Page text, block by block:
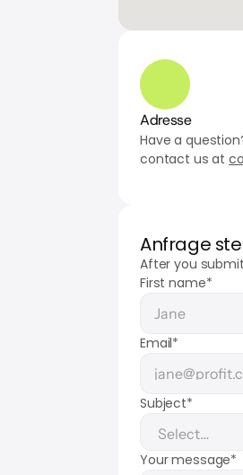
Adresse
Have a
contact us at
Anfrage
After you
First name*
Email*
Subject*
Your message*